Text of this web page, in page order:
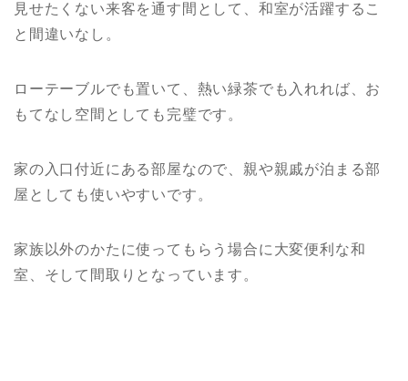
見せたくない来客を通す間として、和室が活躍するこ
と間違いなし。
ローテーブルでも置いて、熱い緑茶でも入れれば、お
もてなし空間としても完璧です。
家の入口付近にある部屋なので、親や親戚が泊まる部
屋としても使いやすいです。
家族以外のかたに使ってもらう場合に大変便利な和
室、そして間取りとなっています。